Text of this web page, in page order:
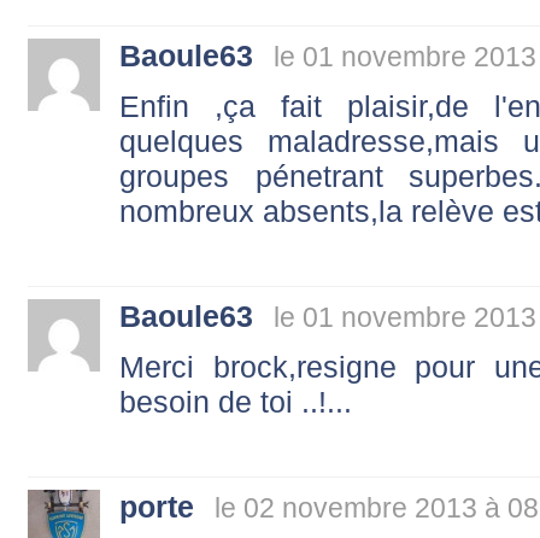
Baoule63 le 01 novembre
Enfin ,ça fait plaisir,de
quelques maladresse,mais
groupes pénetrant
nombreux absents,la relève
Baoule63 le 01 novembre
Merci brock,resigne pour
besoin de toi ..!...
porte le 02 novembre 2013 à